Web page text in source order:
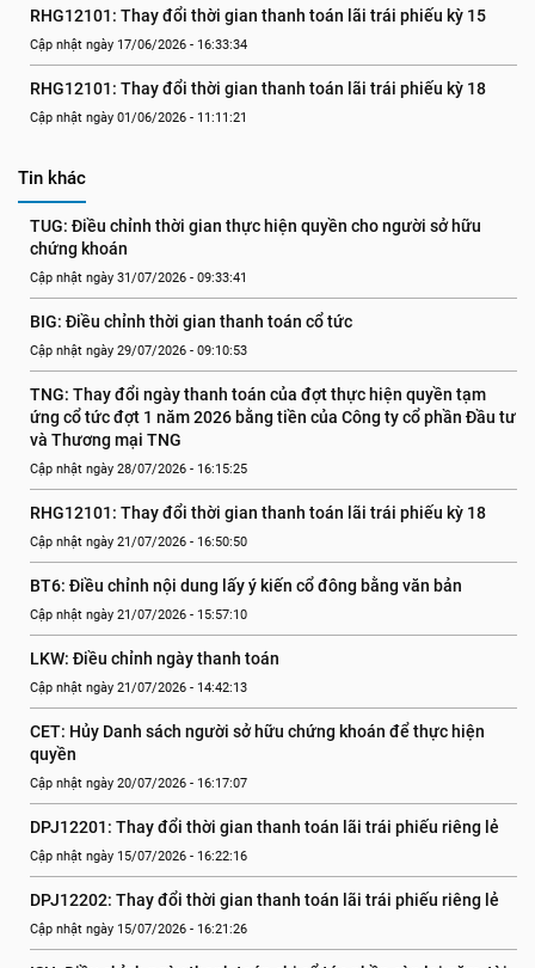
RHG12101: Thay đổi thời gian thanh toán lãi trái phiếu kỳ 15
Cập nhật ngày 17/06/2026 - 16:33:34
RHG12101: Thay đổi thời gian thanh toán lãi trái phiếu kỳ 18
Cập nhật ngày 01/06/2026 - 11:11:21
Tin khác
TUG: Điều chỉnh thời gian thực hiện quyền cho người sở hữu
chứng khoán
Cập nhật ngày 31/07/2026 - 09:33:41
BIG: Điều chỉnh thời gian thanh toán cổ tức
Cập nhật ngày 29/07/2026 - 09:10:53
TNG: Thay đổi ngày thanh toán của đợt thực hiện quyền tạm
ứng cổ tức đợt 1 năm 2026 bằng tiền của Công ty cổ phần Đầu tư
và Thương mại TNG
Cập nhật ngày 28/07/2026 - 16:15:25
RHG12101: Thay đổi thời gian thanh toán lãi trái phiếu kỳ 18
Cập nhật ngày 21/07/2026 - 16:50:50
BT6: Điều chỉnh nội dung lấy ý kiến cổ đông bằng văn bản
Cập nhật ngày 21/07/2026 - 15:57:10
LKW: Điều chỉnh ngày thanh toán
Cập nhật ngày 21/07/2026 - 14:42:13
CET: Hủy Danh sách người sở hữu chứng khoán để thực hiện
quyền
Cập nhật ngày 20/07/2026 - 16:17:07
DPJ12201: Thay đổi thời gian thanh toán lãi trái phiếu riêng lẻ
Cập nhật ngày 15/07/2026 - 16:22:16
DPJ12202: Thay đổi thời gian thanh toán lãi trái phiếu riêng lẻ
Cập nhật ngày 15/07/2026 - 16:21:26